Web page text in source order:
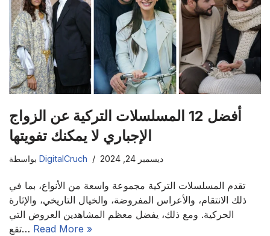
أفضل 12 المسلسلات التركية عن الزواج
الإجباري لا يمكنك تفويتها
DigitalCruch ديسمبر 24, 2024
تقدم المسلسلات التركية مجموعة واسعة من الأنواع، بما في
ذلك الانتقام، والأعراس المفروضة، والخيال التاريخي، والإثارة
الحركية. ومع ذلك، يفضل معظم المشاهدين العروض التي
تقع… Read More »